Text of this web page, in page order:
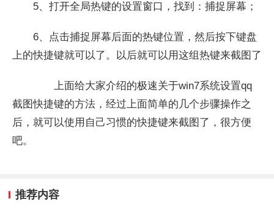
5、打开全局热键的设置窗口，找到：捕捉屏幕；
6、点击捕捉屏幕后面的热键位置，然后按下键盘
上的快捷键就可以了。以后就可以用这组热键来截图了
上面给大家介绍的极速关于win7系统设置qq
截图快捷键的方法，经过上面简单的几个步骤操作之
后，就可以使用自己习惯的快捷键来截图了，很方便
吧。
推荐内容